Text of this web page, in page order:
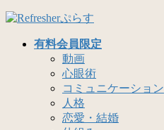
コ
ナ
有料会員限定
動画
心眼術
コミュニケーション
人格
恋愛・結婚